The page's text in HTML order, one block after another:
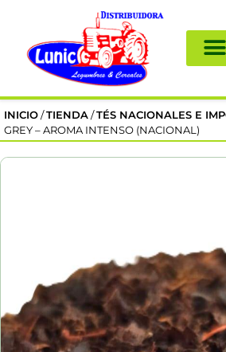
INICIO /TIENDA /TÉS NACIONALES E
GREY – AROMA INTENSO (NACIONAL)